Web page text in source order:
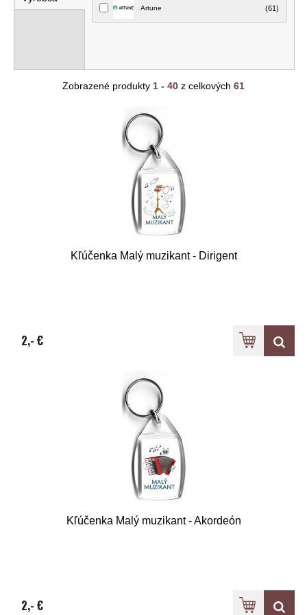
Artune (61)
Zobrazené produkty 1 - 40 z celkových 61
Kľúčenka Malý muzikant - Dirigent
2,- €
Kľúčenka Malý muzikant - Akordeón
2,- €